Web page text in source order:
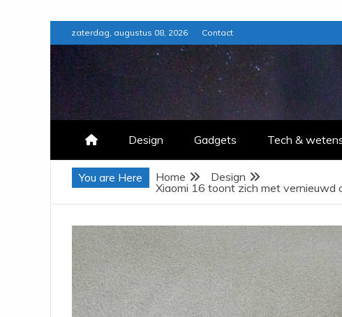
to
content
zaterdag, augustus 08, 2026 Contact
Design Gadgets Tech &
You are Here Home
Design
Xiaomi 16 toont zich met